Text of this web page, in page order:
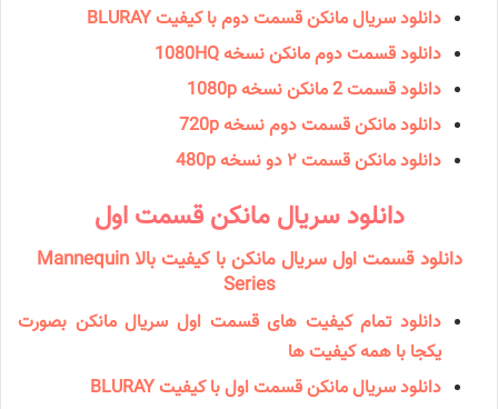
دانلود سریال مانکن قسمت دوم با کیفیت BLURAY
دانلود قسمت دوم مانکن نسخه 1080HQ
دانلود قسمت 2 مانکن نسخه 1080p
دانلود مانکن قسمت دوم نسخه 720p
دانلود مانکن قسمت ۲ دو نسخه 480p
دانلود سریال مانكن قسمت اول
دانلود قسمت اول سریال مانکن با کیفیت بالا Mannequin
Series
دانلود تمام کیفیت های قسمت اول سریال مانکن بصورت
یکجا با همه کیفیت ها
دانلود سریال مانکن قسمت اول با کیفیت BLURAY